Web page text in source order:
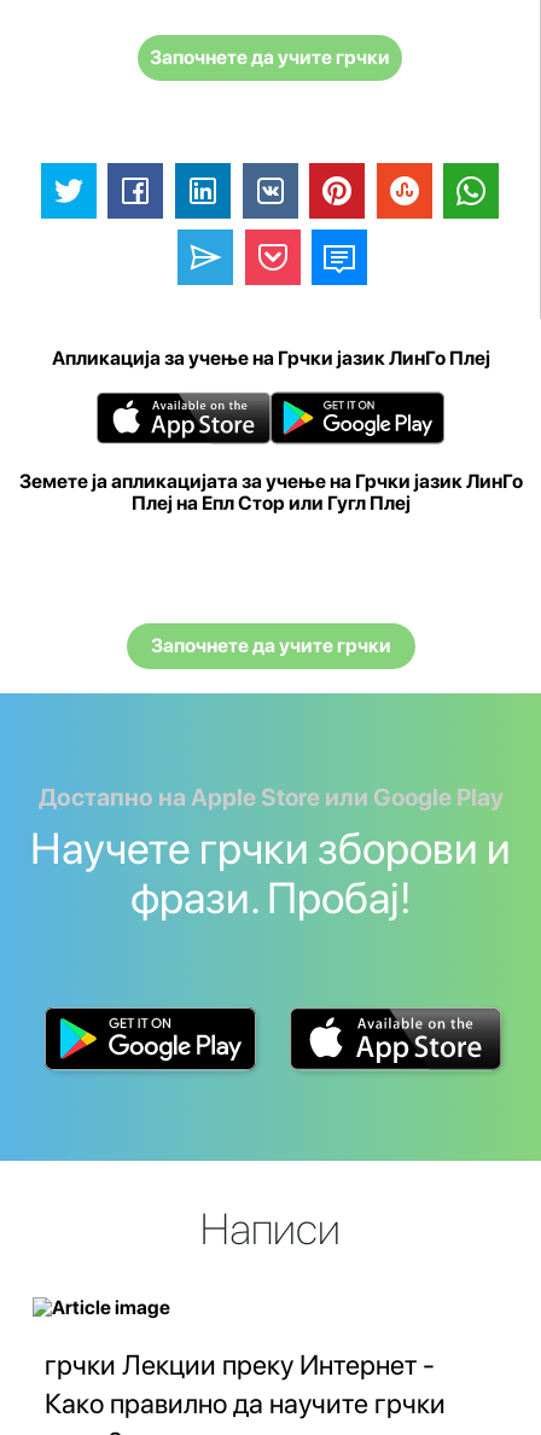
Започнете да учите грчки
Апликација за учење на Грчки јазик ЛинГо Плеј
Земете ја апликацијата за учење на Грчки јазик ЛинГо
Плеј на Епл Стор или Гугл Плеј
Започнете да учите грчки
Достапно на Apple Store или Google Play
Научете грчки зборови и
фрази. Пробај!
Написи
грчки Лекции преку Интернет -
Како правилно да научите грчки